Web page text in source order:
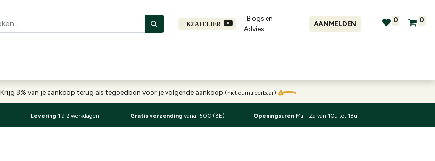
K2 ATELIER
Blogs en
Advies​
AANMELDEN 0 0
Krijg 8% van je aankoop terug als tegoedbon voor je volgende aankoop (niet cumuleerbaar)
Levering 1 à 2 werkdagen Gratis verzending vanaf 50€ (BE) Openingsuren Ma - Za van 10u tot 18u